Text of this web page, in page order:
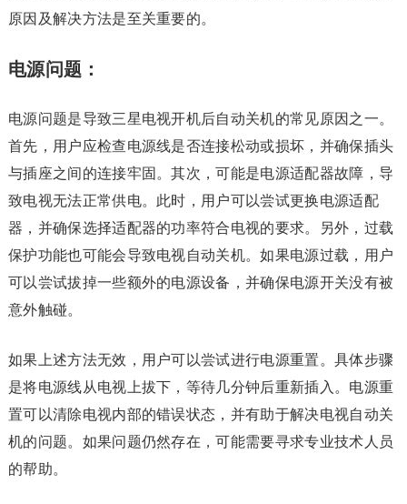
原因及解决方法是至关重要的。
电源问题：
电源问题是导致三星电视开机后自动关机的常见原因之一。
首先，用户应检查电源线是否连接松动或损坏，并确保插头
与插座之间的连接牢固。其次，可能是电源适配器故障，导
致电视无法正常供电。此时，用户可以尝试更换电源适配
器，并确保选择适配器的功率符合电视的要求。另外，过载
保护功能也可能会导致电视自动关机。如果电源过载，用户
可以尝试拔掉一些额外的电源设备，并确保电源开关没有被
意外触碰。
如果上述方法无效，用户可以尝试进行电源重置。具体步骤
是将电源线从电视上拔下，等待几分钟后重新插入。电源重
置可以清除电视内部的错误状态，并有助于解决电视自动关
机的问题。如果问题仍然存在，可能需要寻求专业技术人员
的帮助。